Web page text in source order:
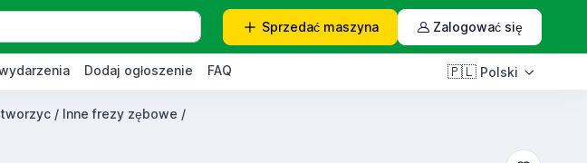
Sprzedać maszyna Zalogować się
Dodaj ogłoszenie FAQ 🇵🇱 Polski
/ Inne frezy zębowe /